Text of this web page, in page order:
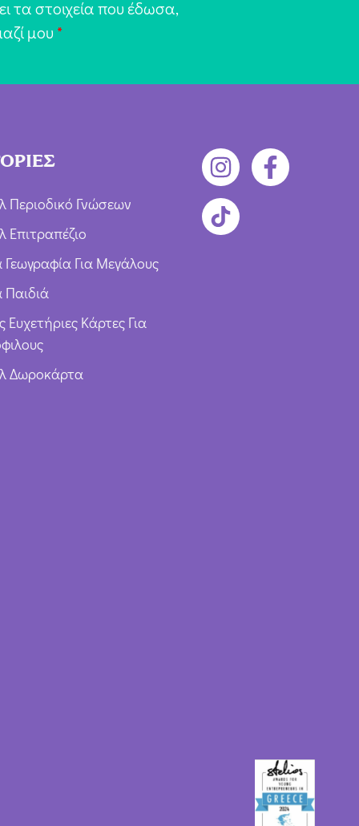
τα στοιχεία που έδωσα,
μου *
Περιοδικό Γνώσεων
Επιτραπέζιο
Γεωγραφία Για Μεγάλους
Παιδιά
Ευχετήριες Κάρτες Για
Δωροκάρτα